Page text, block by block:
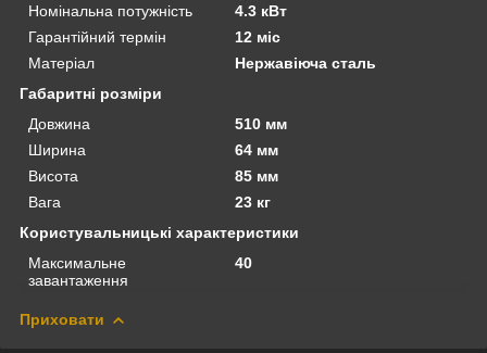
Номінальна потужність
4.3 кВт
Гарантійний термін
12 міс
Матеріал
Нержавіюча сталь
Габаритні розміри
Довжина
510 мм
Ширина
64 мм
Висота
85 мм
Вага
23 кг
Користувальницькі характеристики
Максимальне
завантаження
40
Приховати